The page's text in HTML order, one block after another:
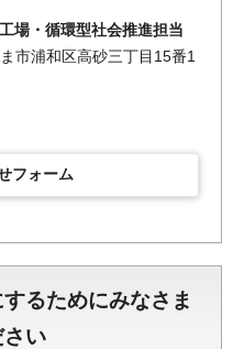
場・循環型社会推進担当
市浦和区高砂三丁目15番1
フォーム
るためにみなさま
い